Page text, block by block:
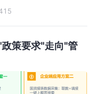
。
策要求"走向"管